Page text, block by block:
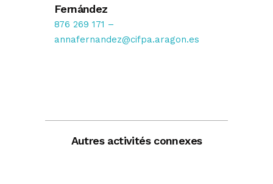
Fernández
876 269 171 –
annafernandez@cifpa.aragon.es
Autres activités connexes